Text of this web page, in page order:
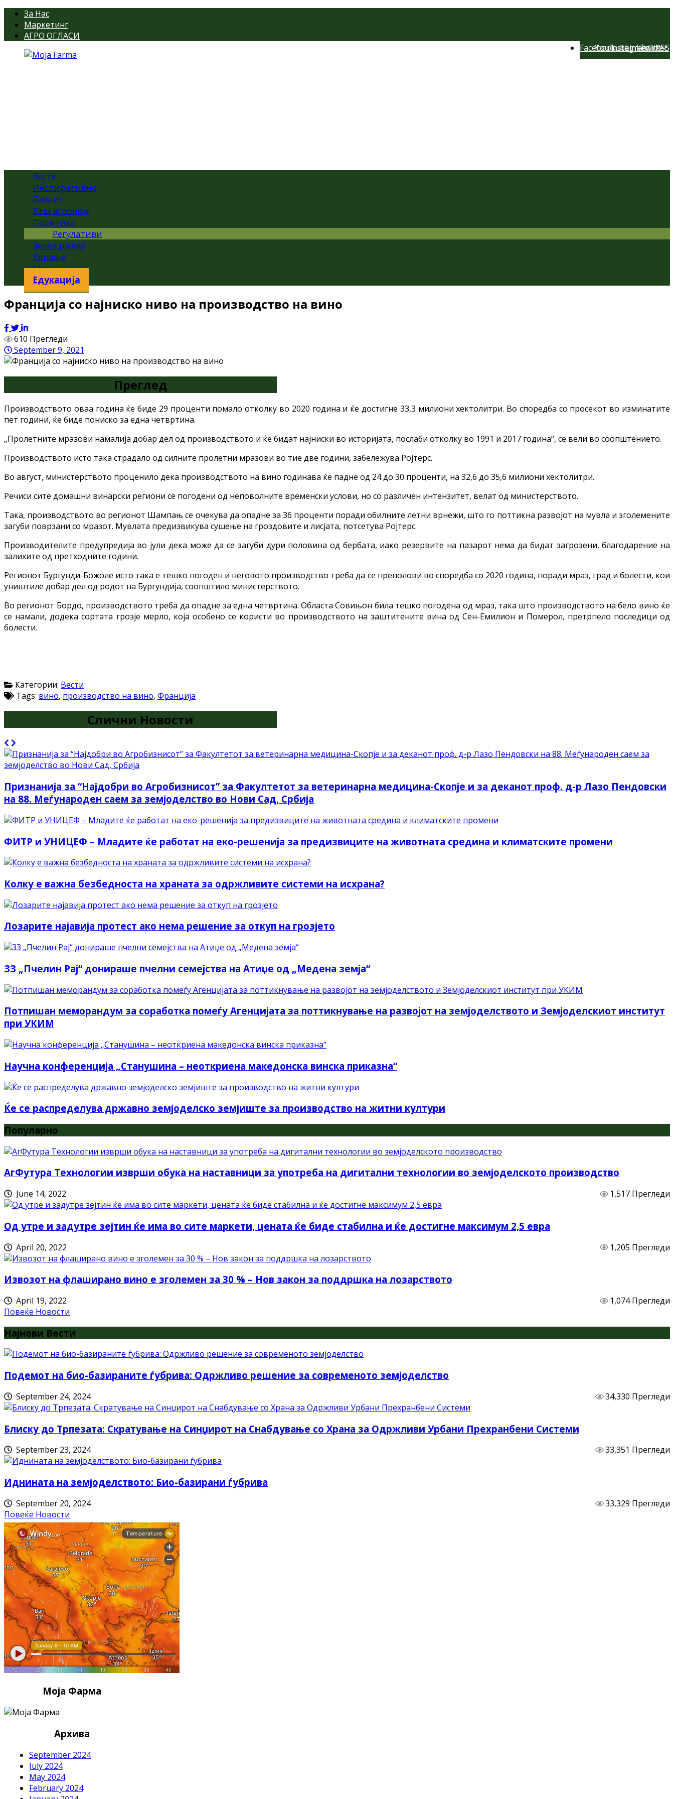
За Нас
Маркетинг
АГРО ОГЛАСИ
RSS
Twitter
LinkedIn
Instagram
YouTube
Facebook
Вести
Инспиративно
Бизнис
Ваш агроном
Политика
Регулативи
Зелен развој
Здравје
Метео
Едукација
Франција со најниско ниво на производство на вино
610 Прегледи
September 9, 2021
Преглед
Производството оваа година ќе биде 29 проценти помало отколку во 2020 година и ќе достигне 33,3 милиони хектолитри. Во споредба со просекот во изминатите
пет години, ќе биде пониско за една четвртина.
„Пролетните мразови намалија добар дел од производството и ќе бидат најниски во историјата, послаби отколку во 1991 и 2017 година“, се вели во соопштението.
Производството исто така страдало од силните пролетни мразови во тие две години, забележува Ројтерс.
Во август, министерството проценило дека производството на вино годинава ќе падне од 24 до 30 проценти, на 32,6 до 35,6 милиони хектолитри.
Речиси сите домашни винарски региони се погодени од неповолните временски услови, но со различен интензитет, велат од министерството.
Така, производството во регионот Шампањ се очекува да опадне за 36 проценти поради обилните летни врнежи, што го поттикна развојот на мувла и зголемените
загуби поврзани со мразот. Мувлата предизвикува сушење на гроздовите и лисјата, потсетува Ројтерс.
Производителите предупредија во јули дека може да се загуби дури половина од бербата, иако резервите на пазарот нема да бидат загрозени, благодарение на
залихите од претходните години.
Регионот Бургунди-Божоле исто така е тешко погоден и неговото производство треба да се преполови во споредба со 2020 година, поради мраз, град и болести, кои
уништиле добар дел од родот на Бургундија, соопштило министерството.
Во регионот Бордо, производството треба да опадне за една четвртина. Областа Совињон била тешко погодена од мраз, така што производството на бело вино ќе
се намали, додека сортата грозје мерло, која особено се користи во производството на заштитените вина од Сен-Емилион и Померол, претрпело последици од
болести.
Категории: Вести
Tags: вино, производство на вино, Франција
Слични Новости
Признанија за “Најдобри во Агробизнисот” за Факултетот за ветеринарна медицина-Скопје и за деканот проф. д-р Лазо Пендовски
на 88. Меѓународен саем за земјоделство во Нови Сад, Србија
ФИТР и УНИЦЕФ – Младите ќе работат на еко-решенија за предизвиците на животната средина и климатските промени
Колку е важна безбедноста на храната за одржливите системи на исхрана?
Лозарите најавија протест ако нема решение за откуп на грозјето
ЗЗ „Пчелин Рај“ донираше пчелни семејства на Атиџе од „Медена земја“
Потпишан меморандум за соработка помеѓу Агенцијата за поттикнување на развојот на земјоделството и Земјоделскиот институт
при УКИМ
Научна конференција „Станушина – неоткриена македонска винска приказна“
Ќе се распределува државно земјоделско земјиште за производство на житни култури
Популарно
АгФутура Технологии изврши обука на наставници за употреба на дигитални технологии во земјоделското производство
June 14, 2022 1,517 Прегледи
Од утре и задутре зејтин ќе има во сите маркети, цената ќе биде стабилна и ќе достигне максимум 2,5 евра
April 20, 2022 1,205 Прегледи
Извозот на флаширано вино е зголемен за 30 % – Нов закон за поддршка на лозарството
April 19, 2022
1,074 Прегледи
Повеќе Новости
Најнови Вести
Подемот на био-базираните ѓубрива: Одржливо решение за современото земјоделство
September 24, 2024 34,330 Прегледи
Блиску до Трпезата: Скратување на Синџирот на Снабдување со Храна за Одржливи Урбани Прехранбени Системи
September 23, 2024 33,351 Прегледи
Иднината на земјоделството: Био-базирани ѓубрива
September 20, 2024
33,329 Прегледи
Повеќе Новости
Моја Фарма
Архива
September 2024
July 2024
May 2024
February 2024